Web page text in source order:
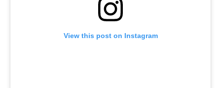
View this post on Instagram